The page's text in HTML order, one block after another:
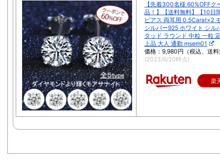
【先着300名様 60%OFFク
品！】【送料無料】【10日
ピアス 両耳用 0.5Carat×2
シルバー925 ホワイト シル
タッド ラウンド 中粒 一粒
上品 大人 通勤 msem01
価格：9,980円（税込、送
(2023/6/20時点)
楽